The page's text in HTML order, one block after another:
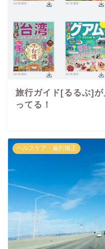
旅行ガイド[るるぶ]
ってる！
ヘルスケア・歯列矯正